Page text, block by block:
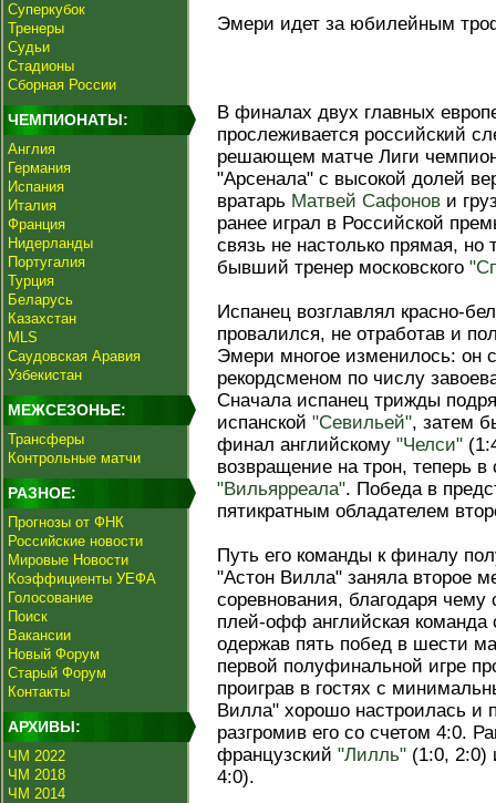
Суперкубок
Тренеры
Судьи
Стадионы
Сборная России
ЧЕМПИОНАТЫ:
Англия
Германия
Испания
Италия
Франция
Нидерланды
Португалия
Турция
Беларусь
Казахстан
MLS
Саудовская Аравия
Узбекистан
МЕЖСЕЗОНЬЕ:
Трансферы
Контрольные матчи
РАЗНОЕ:
Прогнозы от ФНК
Российские новости
Мировые Новости
Коэффициенты УЕФА
Голосование
Поиск
Вакансии
Новый Форум
Старый Форум
Контакты
АРХИВЫ:
ЧМ 2022
ЧМ 2018
ЧМ 2014
Эмери идет за юбилейным
В финалах двух главных
прослеживается российский
решающем матче Лиги
"Арсенала" с высокой долей
вратарь Матвей Сафонов и
ранее играл в Российской
связь не настолько прямая, но
бывший тренер московского
Испанец возглавлял красно-
провалился, не отработав и
Эмери многое изменилось: он
рекордсменом по числу
Сначала испанец трижды
испанской "Севильей", затем
финал английскому "Челси"
возвращение на трон, теперь в
"Вильярреала". Победа в
пятикратным обладателем
Путь его команды к финалу
"Астон Вилла" заняла второе
соревнования, благодаря
плей-офф английская
одержав пять побед в шести
первой полуфинальной игре
проиграв в гостях с
Вилла" хорошо настроилась и
разгромив его со счетом 4:0.
французский "Лилль" (1:0, 2:0)
4:0).